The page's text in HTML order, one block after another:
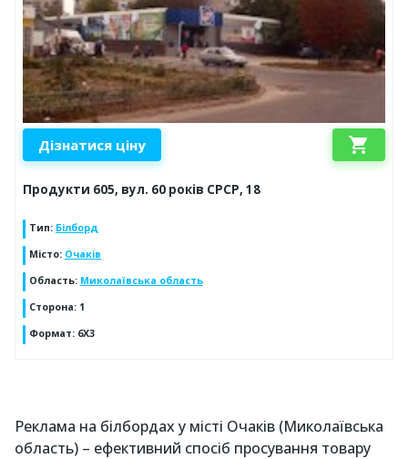
Дізнатися ціну shopping_cart
Продукти 605, вул. 60 років СРСР, 18
Тип: Білборд
Місто: Очаків
Область: Миколаївська область
Сторона: 1
Формат: 6Х3
Реклама на білбордах у місті Очаків (Миколаївська
область) – ефективний спосіб просування товару